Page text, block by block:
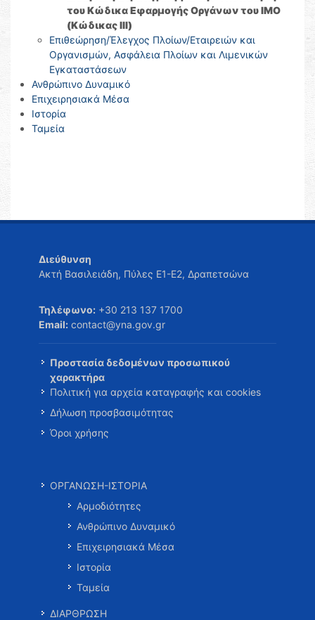
του Κώδικα Εφαρμογής Οργάνων του ΙΜΟ
(Κώδικας ΙΙΙ)
Επιθεώρηση/Έλεγχος Πλοίων/Εταιρειών και
Οργανισμών, Ασφάλεια Πλοίων και Λιμενικών
Εγκαταστάσεων
Ανθρώπινο Δυναμικό
Επιχειρησιακά Μέσα
Ιστορία
Ταμεία
Διεύθυνση
Ακτή Βασιλειάδη, Πύλες Ε1-Ε2, Δραπετσώνα
Τηλέφωνο: +30 213 137 1700
Email: contact@yna.gov.gr
Προστασία δεδομένων προσωπικού
χαρακτήρα
Πολιτική για αρχεία καταγραφής και cookies
Δήλωση προσβασιμότητας
Όροι χρήσης
ΟΡΓΑΝΩΣΗ-ΙΣΤΟΡΙΑ
Αρμοδιότητες
Ανθρώπινο Δυναμικό
Επιχειρησιακά Μέσα
Ιστορία
Ταμεία
ΔΙΑΡΘΡΩΣΗ